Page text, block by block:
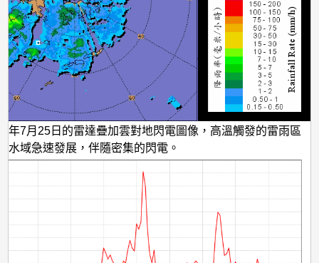
年7月25日的雷達疊加雲對地閃電圖像，高溫觸發的雷雨區
水域急速發展，伴隨密集的閃電。